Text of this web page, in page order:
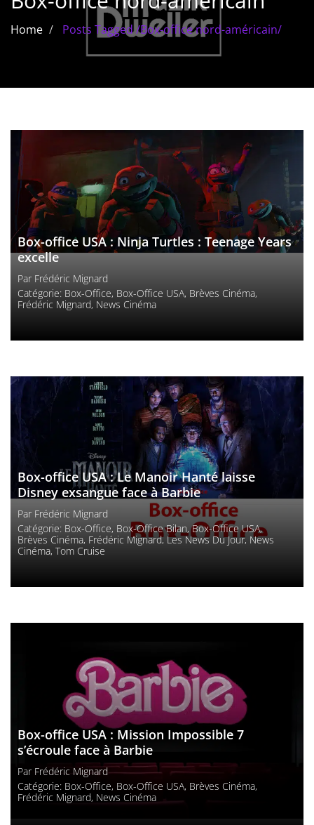
Les films par
interdits
Les Dossiers
Les disparus
Les acteurs
Les actrices
Les réalisateurs
Home Posts Tagged/Box-office nord-américain/
Box-office USA : Ninja Turtles : Teenage Years
excelle
Par Frédéric Mignard
Catégorie: Box-Office, Box-Office USA, Brèves Cinéma,
Frédéric Mignard, News Cinéma
Box-office USA : Le Manoir Hanté laisse
Disney exsangue face à Barbie
Par Frédéric Mignard
Catégorie: Box-Office, Box-Office Bilan,Box-Office USA,
Brèves Cinéma, Frédéric Mignard, Les News Du Jour, News
Cinéma, Tom Cruise
Box-office USA : Mission Impossible 7
s’écroule face à Barbie
Par Frédéric Mignard
Catégorie: Box-Office, Box-Office USA, Brèves Cinéma,
Frédéric Mignard, News Cinéma